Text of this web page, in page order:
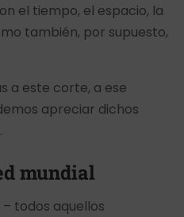
el tiempo, el espacio, la
también, por supuesto,
a este corte, a ese
apreciar dichos
mundial
todos aquellos